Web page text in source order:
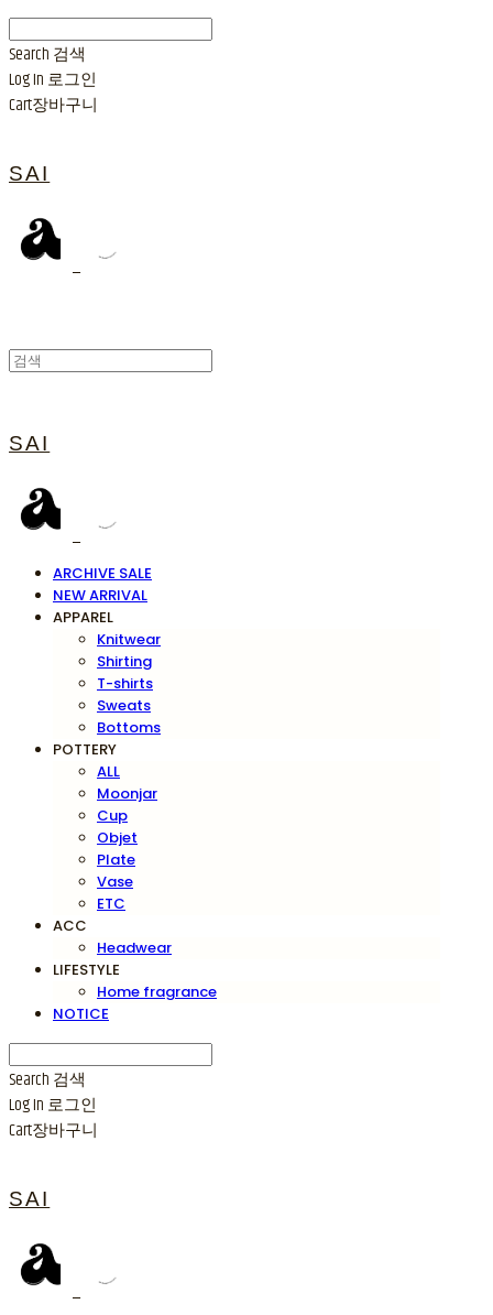
Search 검색
Log In 로그인
Cart장바구니
SAI
SAI
ARCHIVE SALE
NEW ARRIVAL
APPAREL
Knitwear
Shirting
T-shirts
Sweats
Bottoms
POTTERY
ALL
Moonjar
Cup
Objet
Plate
Vase
ETC
ACC
Headwear
LIFESTYLE
Home fragrance
NOTICE
Search 검색
Log In 로그인
Cart장바구니
SAI